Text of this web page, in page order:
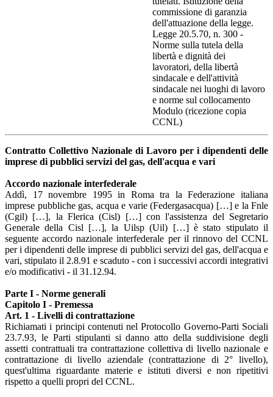
commissione di garanzia
dell'attuazione della legge.
Legge 20.5.70, n. 300 -
Norme sulla tutela della
libertà e dignità dei
lavoratori, della libertà
sindacale e dell'attività
sindacale nei luoghi di lavoro
e norme sul collocamento
Modulo (ricezione copia
CCNL)
Contratto Collettivo Nazionale di Lavoro per i dipendenti delle
imprese di pubblici servizi del gas, dell'acqua e vari
Accordo nazionale interfederale
Addì, 17 novembre 1995 in Roma tra la Federazione italiana
imprese pubbliche gas, acqua e varie (Federgasacqua) […] e la Fnle
(Cgil) […], la Flerica (Cisl) […] con l'assistenza del Segretario
Generale della Cisl […], la Uilsp (Uil) […] è stato stipulato il
seguente accordo nazionale interfederale per il rinnovo del CCNL
per i dipendenti delle imprese di pubblici servizi del gas, dell'acqua e
vari, stipulato il 2.8.91 e scaduto - con i successivi accordi integrativi
e/o modificativi - il 31.12.94.
Parte I - Norme generali
Capitolo I - Premessa
Art. 1 - Livelli di contrattazione
Richiamati i principi contenuti nel Protocollo Governo-Parti Sociali
23.7.93, le Parti stipulanti si danno atto della suddivisione degli
assetti contrattuali tra contrattazione collettiva di livello nazionale e
contrattazione di livello aziendale (contrattazione di 2° livello),
quest'ultima riguardante materie e istituti diversi e non ripetitivi
rispetto a quelli propri del CCNL.